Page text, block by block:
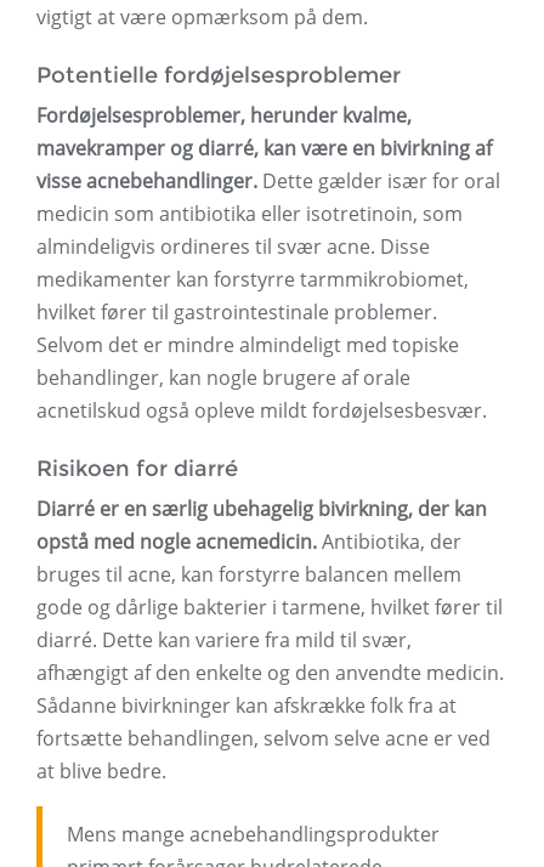
vigtigt at være opmærksom på dem.
Potentielle fordøjelsesproblemer
Fordøjelsesproblemer, herunder kvalme,
mavekramper og diarré, kan være en bivirkning af
visse acnebehandlinger. Dette gælder især for oral
medicin som antibiotika eller isotretinoin, som
almindeligvis ordineres til svær acne. Disse
medikamenter kan forstyrre tarmmikrobiomet,
hvilket fører til gastrointestinale problemer.
Selvom det er mindre almindeligt med topiske
behandlinger, kan nogle brugere af orale
acnetilskud også opleve mildt fordøjelsesbesvær.
Risikoen for diarré
Diarré er en særlig ubehagelig bivirkning, der kan
opstå med nogle acnemedicin.Antibiotika, der
bruges til acne, kan forstyrre balancen mellem
gode og dårlige bakterier i tarmene, hvilket fører til
diarré. Dette kan variere fra mild til svær,
afhængigt af den enkelte og den anvendte medicin.
Sådanne bivirkninger kan afskrække folk fra at
fortsætte behandlingen, selvom selve acne er ved
at blive bedre.
Mens mange acnebehandlingsprodukter